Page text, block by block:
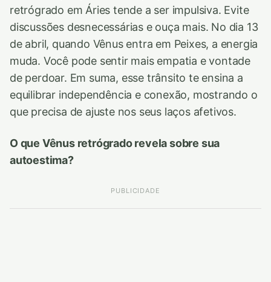
retrógrado em Áries tende a ser impulsiva. Evite
discussões desnecessárias e ouça mais. No dia 13
de abril, quando Vênus entra em Peixes, a energia
muda. Você pode sentir mais empatia e vontade
de perdoar. Em suma, esse trânsito te ensina a
equilibrar independência e conexão, mostrando o
que precisa de ajuste nos seus laços afetivos.
O que Vênus retrógrado revela sobre sua
autoestima?
PUBLICIDADE